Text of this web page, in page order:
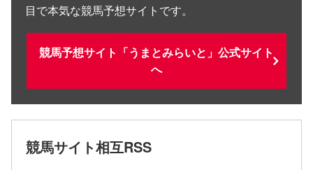
目で本気な競馬予想サイトです。
競馬予想サイト「うまとみらいと」公式サイト
へ
競馬サイト相互RSS